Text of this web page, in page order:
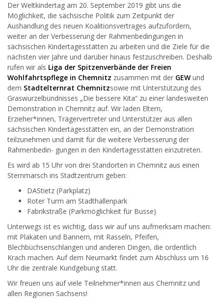
Der Weltkindertag am 20. September 2019 gibt uns die
Möglichkeit, die sächsische Politik zum Zeitpunkt der
Aushandlung des neuen Koalitionsvertrages aufzufordern,
weiter an der Verbesserung der Rahmenbedingungen in
sächsischen Kindertagesstätten zu arbeiten und die Ziele für die
nächsten vier Jahre und darüber hinaus festzuschreiben. Deshalb
rufen wir als Liga der Spitzenverbände der Freien
Wohlfahrtspflege in Chemnitz zusammen mit der GEW und
dem Stadtelternrat Chemnitzsowie mit Unterstützung des
Graswurzelbündnisses „Die bessere Kita“ zu einer landesweiten
Demonstration in Chemnitz auf. Wir laden Eltern,
Erzieher*innen, Trägervertreter und Unterstützer aus allen
sächsischen Kindertagesstätten ein, an der Demonstration
teilzunehmen und damit für die weitere Verbesserung der
Rahmenbedin- gungen in den Kindertagesstätten einzutreten.
Es wird ab 15 Uhr von drei Standorten in Chemnitz aus einen
Sternmarsch ins Stadtzentrum geben:
DAStietz (Parkplatz)
Roter Turm am Stadthallenpark
Fabrikstraße (Parkmöglichkeit für Busse)
Unterwegs ist es wichtig, dass wir auf uns aufmerksam machen:
mit Plakaten und Bannern, mit Rasseln, Pfeifen,
Blechbüchsenschlangen und anderen Dingen, die ordentlich
Krach machen. Auf dem Neumarkt findet zum Abschluss um 16
Uhr die zentrale Kundgebung statt.
Wir freuen uns auf viele Teilnehmer*innen aus Chemnitz und
allen Regionen Sachsens!